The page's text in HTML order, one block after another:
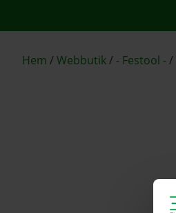
Hem /Webbutik/ - Festool -/